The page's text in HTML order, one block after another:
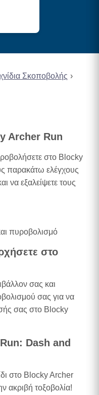
Σκοποβολής
Archer Run
στο Blocky
παρακάτω ελέγχους
να εξαλείψετε τους
πυροβολισμό
στο
σας και
σας για να
σας στο Blocky
Dash and
στο Blocky Archer
ακριβή τοξοβολία!